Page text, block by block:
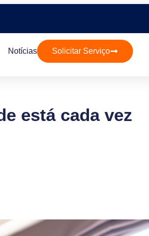
Notícias Solicitar Serviço
está cada vez